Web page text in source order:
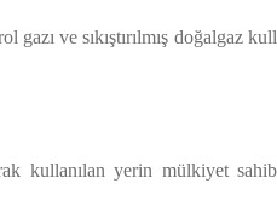
gazı ve sıkıştırılmış doğalgaz
kullanılan yerin mülkiyet